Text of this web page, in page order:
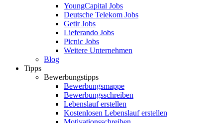
YoungCapital Jobs
Deutsche Telekom Jobs
Getir Jobs
Lieferando Jobs
Picnic Jobs
Weitere Unternehmen
Blog
Tipps
Bewerbungstipps
Bewerbungsmappe
Bewerbungsschreiben
Lebenslauf erstellen
Kostenlosen Lebenslauf erstellen